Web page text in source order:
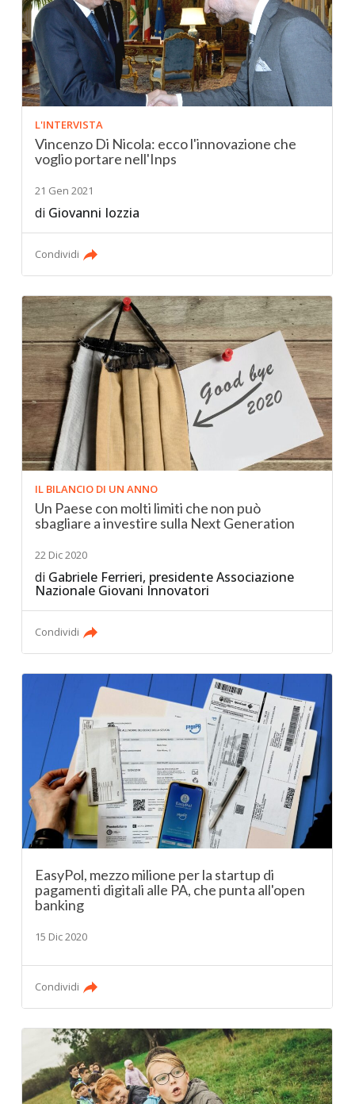
L'INTERVISTA
Vincenzo Di Nicola: ecco l'innovazione che
voglio portare nell'Inps
21 Gen 2021
di Giovanni Iozzia
Condividi
IL BILANCIO DI UN ANNO
Un Paese con molti limiti che non può
sbagliare a investire sulla Next Generation
22 Dic 2020
di Gabriele Ferrieri, presidente Associazione
Nazionale Giovani Innovatori
Condividi
EasyPol, mezzo milione per la startup di
pagamenti digitali alle PA, che punta all'open
banking
15 Dic 2020
Condividi